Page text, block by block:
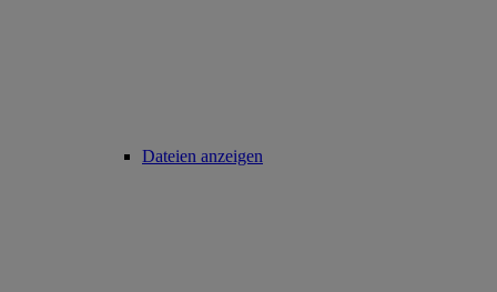
Dateien anzeigen